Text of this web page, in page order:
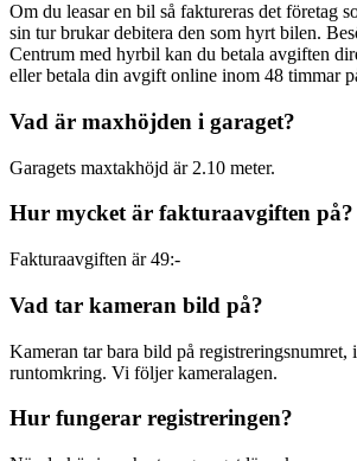
Om du leasar en bil så faktureras det företag
sin tur brukar debitera den som hyrt bilen.
Centrum med hyrbil kan du betala avgiften
eller betala din avgift online inom 48 timmar
Vad är maxhöjden i garaget?
Garagets maxtakhöjd är 2.10 meter.
Hur mycket är fakturaavgiften på?
Fakturaavgiften är 49:-
Vad tar kameran bild på?
Kameran tar bara bild på registreringsnumret,
runtomkring. Vi följer kameralagen.
Hur fungerar registreringen?